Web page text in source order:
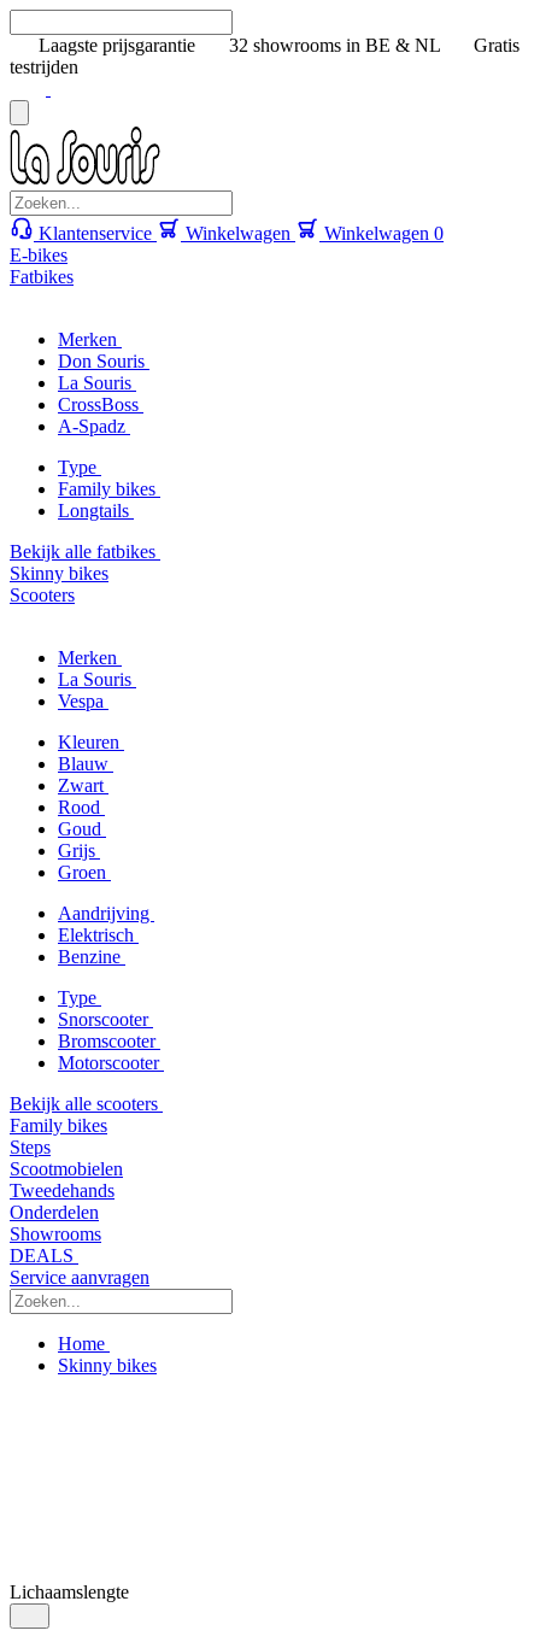
Laagste prijsgarantie 32 showrooms in BE & NL
Gratis
testrijden
Klantenservice Winkelwagen Winkelwagen 0
E-bikes
Fatbikes
Merken
Don Souris
La Souris
CrossBoss
A-Spadz
Type
Family bikes
Longtails
Bekijk alle fatbikes
Skinny bikes
Scooters
Merken
La Souris
Vespa
Kleuren
Blauw
Zwart
Rood
Goud
Grijs
Groen
Aandrijving
Elektrisch
Benzine
Type
Snorscooter
Bromscooter
Motorscooter
Bekijk alle scooters
Family bikes
Steps
Scootmobielen
Tweedehands
Onderdelen
Showrooms
DEALS
Service aanvragen
Home
Skinny bikes
Lichaamslengte